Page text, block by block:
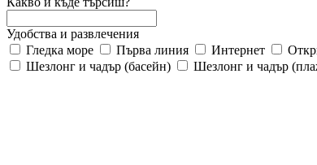
Удобства и развлечения
Гледка море
Първа линия Интернет
Шезлонг и чадър (басейн)
Шезлонг и чадър